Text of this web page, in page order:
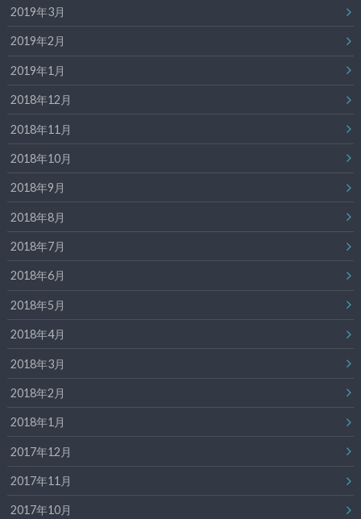
2019年3月
2019年2月
2019年1月
2018年12月
2018年11月
2018年10月
2018年9月
2018年8月
2018年7月
2018年6月
2018年5月
2018年4月
2018年3月
2018年2月
2018年1月
2017年12月
2017年11月
2017年10月